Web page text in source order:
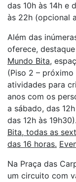
das 10h às 14h e
às 22h (opcional
Além das
oferece,
Mundo Bita,
(Piso 2 –
atividades para
anos com os
a sábado, das
das 12h às 19h30).
Bita, todas as
das 16 horas.
Na Praça das
um circuito com